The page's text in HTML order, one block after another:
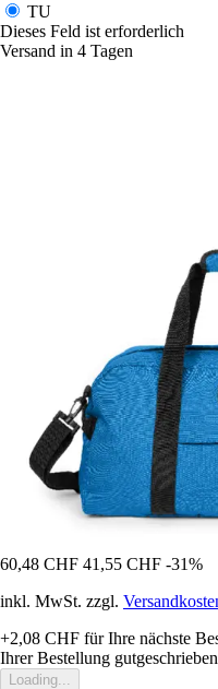
TU
Dieses Feld ist erforderlich
Versand in 4 Tagen
60,48 CHF 41,55 CHF -31%
inkl. MwSt. zzgl.
+2,08 CHF für Ihre nächste
Ihrer Bestellung gutgeschrieben
Loading...